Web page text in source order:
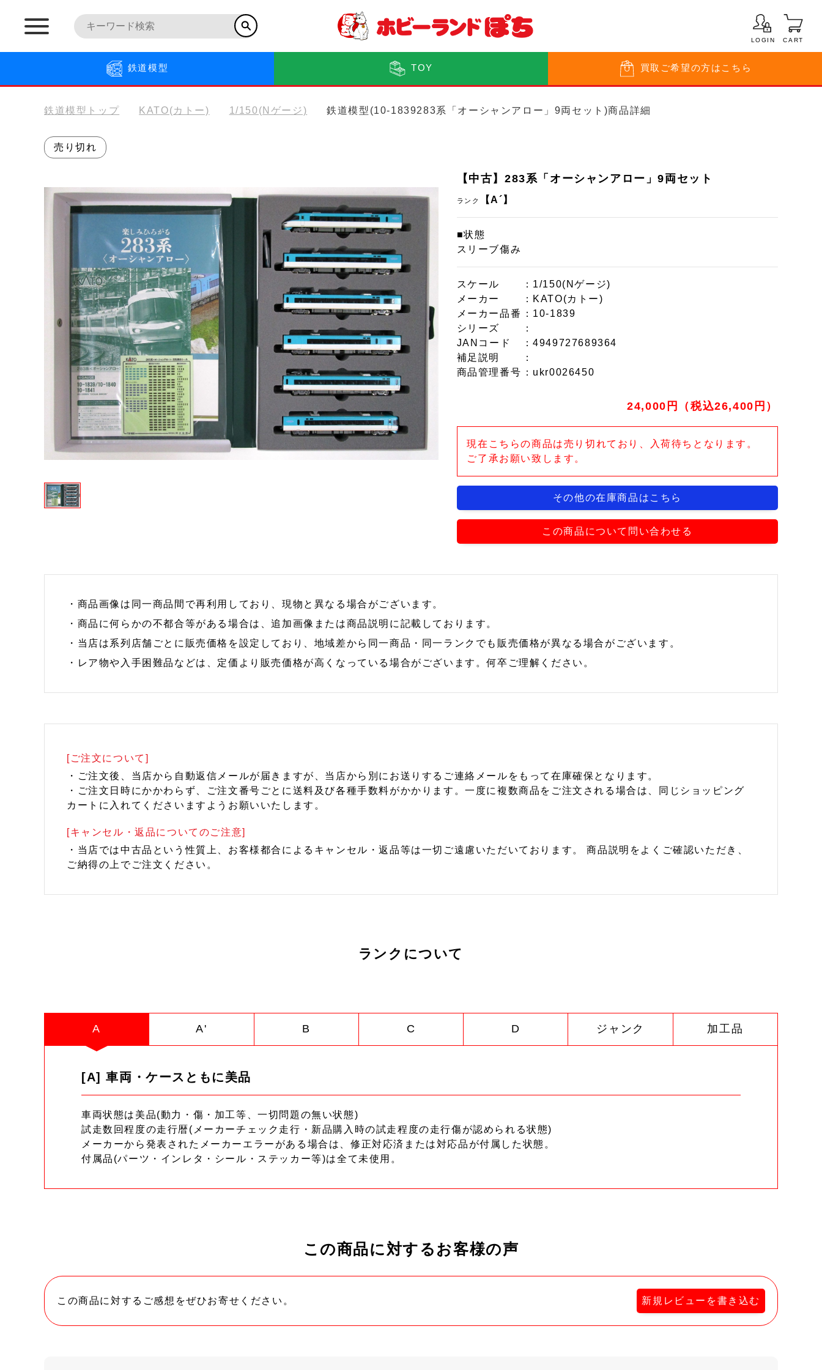
LOGIN CART
鉄道模型 TOY 買取 ご希望の方はこちら
鉄道模型トップ KATO(カトー) 1/150(Nゲージ) 鉄道模型(10-1839283系「オーシャンアロー」9両セット)商品詳細
売り切れ
【中古】283系「オーシャンアロー」9両セット
ランク 【A´】
■状態
スリーブ傷み
スケール
：1/150(Nゲージ)
メーカー
：KATO(カトー)
メーカー品番
：10-1839
シリーズ
：
JANコード
：4949727689364
補足説明
：
商品管理番号 ：ukr0026450
24,000円（税込26,400円）
現在こちらの商品は売り切れており、入荷待ちとなります。
ご了承お願い致します。
その他の在庫商品はこちら
この商品について問い合わせる
・商品画像は同一商品間で再利用しており、現物と異なる場合がございます。
・商品に何らかの不都合等がある場合は、追加画像または商品説明に記載しております。
・当店は系列店舗ごとに販売価格を設定しており、地域差から同一商品・同一ランクでも販売価格が異なる場合がございます。
・レア物や入手困難品などは、定価より販売価格が高くなっている場合がございます。何卒ご理解ください。
[ご注文について]
・ご注文後、当店から自動返信メールが届きますが、当店から別にお送りするご連絡メールをもって在庫確保となります。
・ご注文日時にかかわらず、ご注文番号ごとに送料及び各種手数料がかかります。一度に複数商品をご注文される場合は、同じショッピング
カートに入れてくださいますようお願いいたします。
[キャンセル・返品についてのご注意]
・当店では中古品という性質上、お客様都合によるキャンセル・返品等は一切ご遠慮いただいております。 商品説明をよくご確認いただき、
ご納得の上でご注文ください。
ランクについて
A A' B C D ジャンク 加工品
[A] 車両・ケースともに美品
車両状態は美品(動力・傷・加工等、一切問題の無い状態)
試走数回程度の走行暦(メーカーチェック走行・新品購入時の試走程度の走行傷が認められる状態)
メーカーから発表されたメーカーエラーがある場合は、修正対応済または対応品が付属した状態。
付属品(パーツ・インレタ・シール・ステッカー等)は全て未使用。
この商品に対するお客様の声
この商品に対するご感想をぜひお寄せください。 新規レビューを書き込む